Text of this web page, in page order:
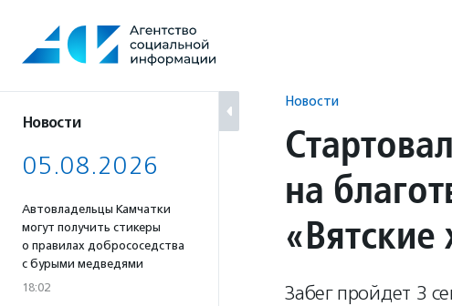
содержанию
Новости
05.08.2026
Автовладельцы Камчатки
могут получить стикеры
о правилах добрососедства
с бурыми медведями
18:02
Новости
на
Забег пройдет 3